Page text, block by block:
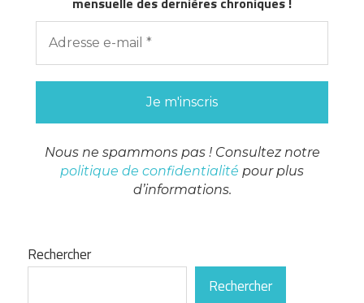
Nous ne spammons pas ! Consultez notre
politique de confidentialité pour plus
d’informations.
Rechercher
Rechercher